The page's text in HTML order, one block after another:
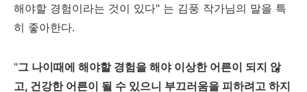
해야할 경험이라는 것이 있다" 는 김풍 작가님의 말을 특
히 좋아한다.
"그 나이때에 해야할 경험을 해야 이상한 어른이 되지 않
고, 건강한 어른이 될 수 있으니 부끄러움을 피하려고 하지